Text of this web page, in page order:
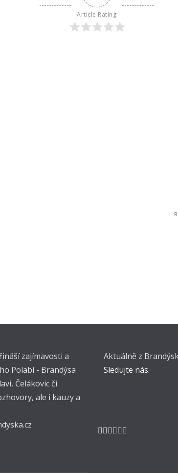
Article Rating
zajímavosti a
Polabí - Brandýsa
Čelákovic či
ale i kauzy a
Aktuálně z
Sledujte nás.